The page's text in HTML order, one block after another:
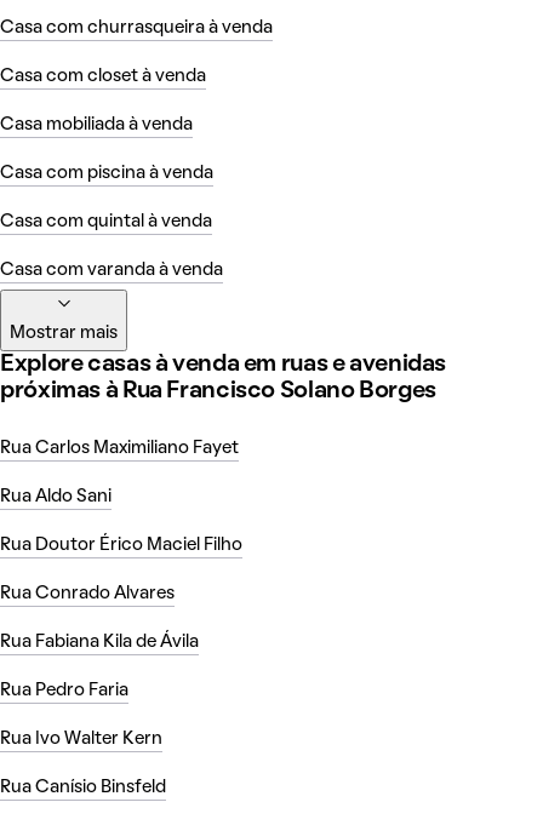
Casa com churrasqueira à venda
Casa com closet à venda
Casa mobiliada à venda
Casa com piscina à venda
Casa com quintal à venda
Casa com varanda à venda
Mostrar mais
Explore casas à venda em ruas e avenidas
próximas à Rua Francisco Solano Borges
Rua Carlos Maximiliano Fayet
Rua Aldo Sani
Rua Doutor Érico Maciel Filho
Rua Conrado Alvares
Rua Fabiana Kila de Ávila
Rua Pedro Faria
Rua Ivo Walter Kern
Rua Canísio Binsfeld